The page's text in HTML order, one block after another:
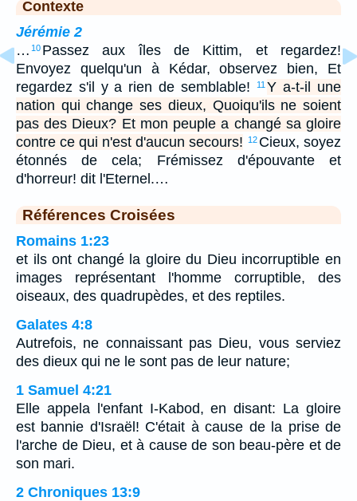
Contexte
Jérémie 2
… 10 Passez aux îles de Kittim, et regardez!
Envoyez quelqu'un à Kédar, observez bien, Et
regardez s'il y a rien de semblable!
11 Y a-t-il une
nation qui change ses dieux, Quoiqu'ils ne soient
pas des Dieux? Et mon peuple a changé sa gloire
contre ce qui n'est d'aucun secours!
12 Cieux, soyez
étonnés de cela; Frémissez d'épouvante et
d'horreur! dit l'Eternel.…
Références Croisées
Romains 1:23
et ils ont changé la gloire du Dieu incorruptible en
images représentant l'homme corruptible, des
oiseaux, des quadrupèdes, et des reptiles.
Galates 4:8
Autrefois, ne connaissant pas Dieu, vous serviez
des dieux qui ne le sont pas de leur nature;
1 Samuel 4:21
Elle appela l'enfant I-Kabod, en disant: La gloire
est bannie d'Israël! C'était à cause de la prise de
l'arche de Dieu, et à cause de son beau-père et de
son mari.
2 Chroniques 13:9